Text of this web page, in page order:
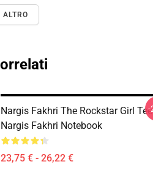
Nargis Fakhri The Rockstar Girl Tee
Nargis Fakhri Notebook
23,75 € - 26,22 €
-